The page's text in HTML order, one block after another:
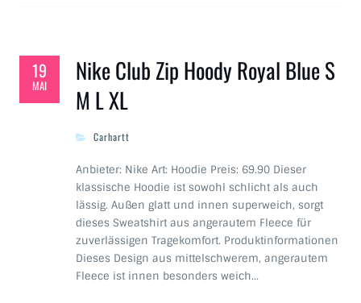
19
MAI
Nike Club Zip Hoody Royal Blue S
M L XL
Carhartt
Anbieter: Nike Art: Hoodie Preis: 69.90 Dieser
klassische Hoodie ist sowohl schlicht als auch
lässig. Außen glatt und innen superweich, sorgt
dieses Sweatshirt aus angerautem Fleece für
zuverlässigen Tragekomfort. Produktinformationen
Dieses Design aus mittelschwerem, angerautem
Fleece ist innen besonders weich…